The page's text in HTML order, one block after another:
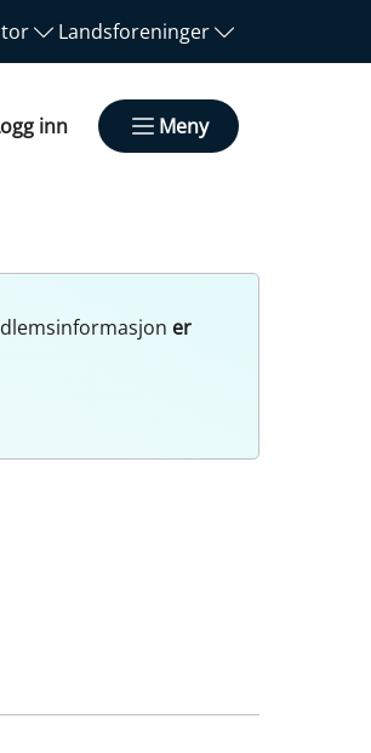
Landsforeninger
inn Meny
er